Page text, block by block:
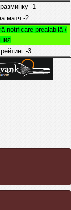
-1
матч -2
notificare prealabilă /
-3